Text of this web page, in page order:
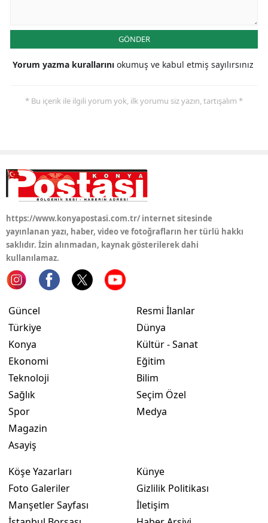
Siirt
Tekirdağ
Uşak
Van
Bayburt
Kırıkkale
GÖNDER
Yorum yazma kurallarını okumuş ve kabul etmiş sayılırsınız
* Bu içerik ile ilgili yorum yok, ilk yorumu siz yazın, tartışalım *
https://www.konyapostasi.com.tr/ internet sitesinde
yayınlanan yazı, haber, video ve fotoğrafların her türlü hakkı
saklıdır. İzin alınmadan, kaynak gösterilerek dahi
kullanılamaz.
Güncel
Türkiye
Konya
Ekonomi
Teknoloji
Sağlık
Spor
Magazin
Asayiş
Resmi İlanlar
Dünya
Kültür - Sanat
Eğitim
Bilim
Seçim Özel
Medya
Köşe Yazarları
Foto Galeriler
Manşetler Sayfası
Künye
Gizlilik Politikası
İletişim